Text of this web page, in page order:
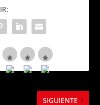
SIGUIENTE